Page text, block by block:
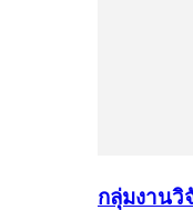
กลุ่มงานวิ